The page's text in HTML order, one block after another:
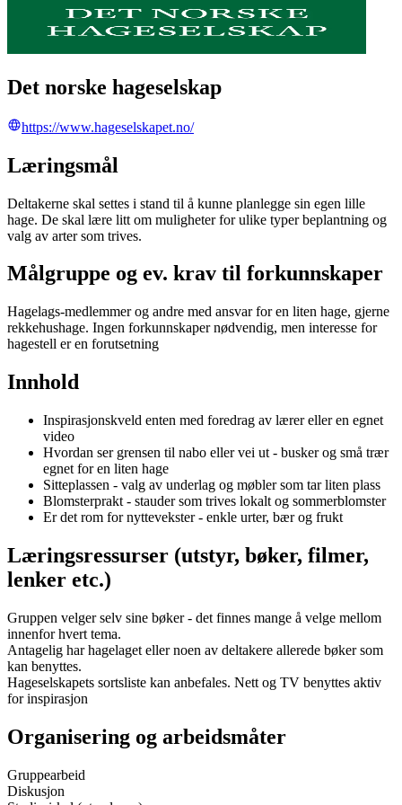
Det norske hageselskap
https://www.hageselskapet.no/
Læringsmål
Deltakerne skal settes i stand til å kunne planlegge sin egen lille
hage. De skal lære litt om muligheter for ulike typer beplantning og
valg av arter som trives.
Målgruppe og ev. krav til forkunnskaper
Hagelags-medlemmer og andre med ansvar for en liten hage, gjerne
rekkehushage. Ingen forkunnskaper nødvendig, men interesse for
hagestell er en forutsetning
Innhold
Inspirasjonskveld enten med foredrag av lærer eller en egnet
video
Hvordan ser grensen til nabo eller vei ut - busker og små trær
egnet for en liten hage
Sitteplassen - valg av underlag og møbler som tar liten plass
Blomsterprakt - stauder som trives lokalt og sommerblomster
Er det rom for nyttevekster - enkle urter, bær og frukt
Læringsressurser (utstyr, bøker, filmer,
lenker etc.)
Gruppen velger selv sine bøker - det finnes mange å velge mellom
innenfor hvert tema.
Antagelig har hagelaget eller noen av deltakere allerede bøker som
kan benyttes.
Hageselskapets sortsliste kan anbefales. Nett og TV benyttes aktiv
for inspirasjon
Organisering og arbeidsmåter
Gruppearbeid
Diskusjon